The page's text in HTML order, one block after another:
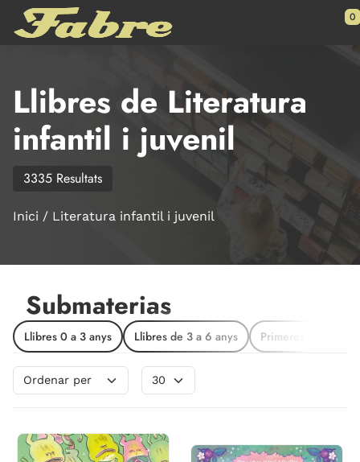
Saltar al contenido principal
0
Llibres de Literatura
infantil i juvenil
3335 Resultats
Inici Literatura infantil i juvenil
Submaterias
Llibres 0 a 3 anys Llibres de 3 a 6 anys Primeres lectures